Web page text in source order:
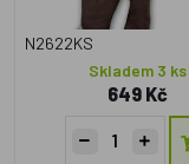
N2622KS
Skladem 3 ks
649 Kč